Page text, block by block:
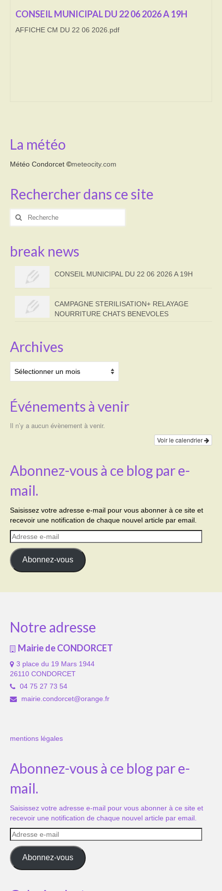
Transport
CONSEIL MUNICIPAL DU 22 06 2026 A 19H
AFFICHE CM DU 22 06 2026.pdf
La météo
Météo Condorcet ©meteocity.com
Rechercher dans ce site
Rechercher
break news
CONSEIL MUNICIPAL DU 22 06 2026 A 19H
CAMPAGNE STERILISATION+ RELAYAGE
NOURRITURE CHATS BENEVOLES
Archives
Événements à venir
Il n’y a aucun évènement à venir.
Voir le calendrier
Abonnez-vous à ce blog par e-
mail.
Saisissez votre adresse e-mail pour vous abonner à ce site et
recevoir une notification de chaque nouvel article par email.
Adresse
e-
mail
Abonnez-vous
Notre adresse
Mairie de CONDORCET
3 place du 19 Mars 1944
26110 CONDORCET
04 75 27 73 54
mairie.condorcet@orange.fr
mentions légales
Abonnez-vous à ce blog par e-
mail.
Saisissez votre adresse e-mail pour vous abonner à ce site et
recevoir une notification de chaque nouvel article par email.
Adresse
e-
mail
Abonnez-vous